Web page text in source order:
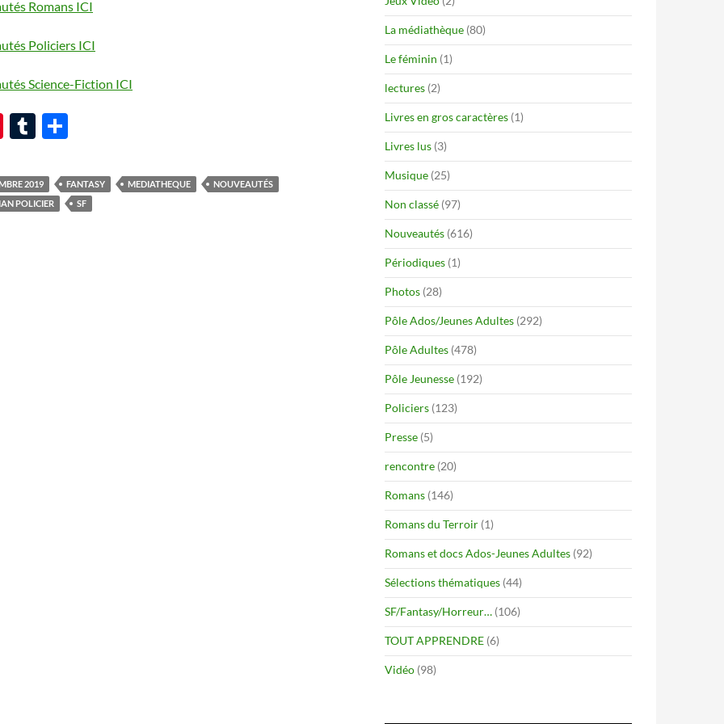
Romans ICI
Policiers ICI
Science-Fiction ICI
Pi
er
es
T
m
bl
ta
g
2019 FANTASY MEDIATHEQUE
NOUVEAUTÉS
POLICIER SF
La médiathèque (80)
Le féminin (1)
lectures (2)
Livres en gros caractères (1)
Livres lus (3)
Musique (25)
Non classé (97)
Nouveautés (616)
Périodiques (1)
Photos (28)
Pôle Ados/Jeunes Adultes (292)
Pôle Adultes (478)
Pôle Jeunesse (192)
Policiers (123)
Presse (5)
rencontre (20)
Romans (146)
Romans du Terroir (1)
Romans et docs Ados-Jeunes Adultes (92)
Sélections thématiques (44)
SF/Fantasy/Horreur… (106)
TOUT APPRENDRE (6)
Vidéo (98)